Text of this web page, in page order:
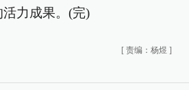
力成果。(完)
[ 责编：杨煜 ]